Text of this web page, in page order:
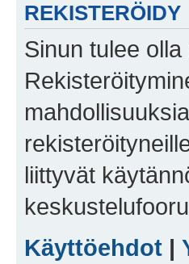
REKISTERÖIDY
Sinun tulee
liittyvät
Käyttöehdot |